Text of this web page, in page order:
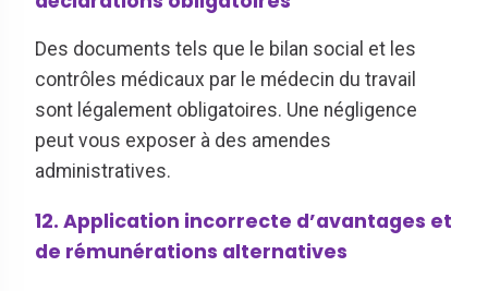
Des documents tels que le bilan social et les
contrôles médicaux par le médecin du travail
sont légalement obligatoires. Une négligence
peut vous exposer à des amendes
administratives.
12. Application incorrecte d’avantages et
de rémunérations alternatives